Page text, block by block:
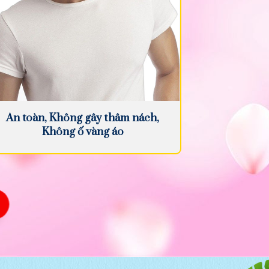
An toàn, Không gây thâm nách,
Không ố vàng áo